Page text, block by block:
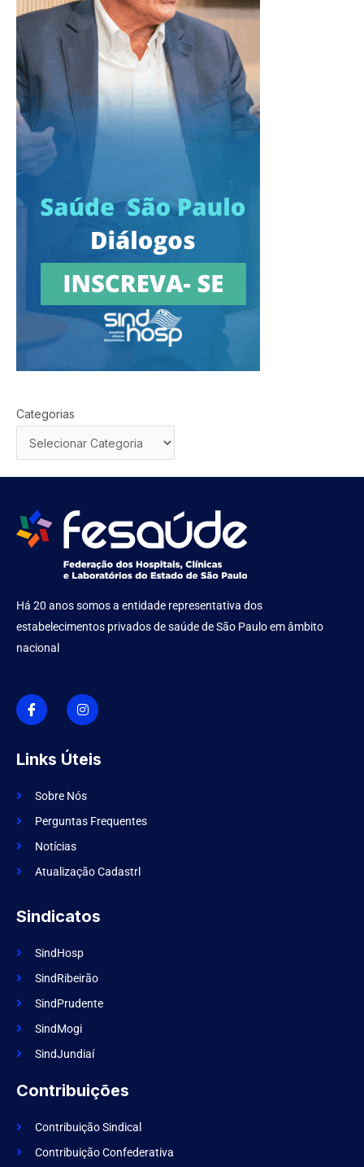
Categorias
Há 20 anos somos a entidade representativa dos
estabelecimentos privados de saúde de São Paulo em âmbito
nacional
I
c
o
n
f
a
e
o
k
I
n
s
t
g
r
m
Links Úteis
Sobre Nós
Perguntas Frequentes
Notícias
Atualização Cadastrl
Sindicatos
SindHosp
SindRibeirão
SindPrudente
SindMogi
SindJundiaí
Contribuições
Contribuição Sindical
Contribuição Confederativa